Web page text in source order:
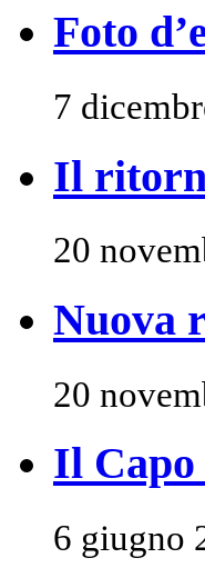
Foto
7
Il
20
Nuova
20
Il
6 giugno